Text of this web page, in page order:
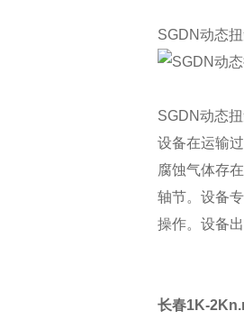
SGDN动态
SGDN动态
设备在运输
腐蚀气体存
轴节。设备
操作。设备
长春1K-